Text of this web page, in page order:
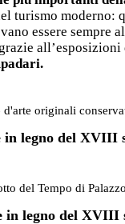
turismo
essere sempre
legno del XVIII
in legno del